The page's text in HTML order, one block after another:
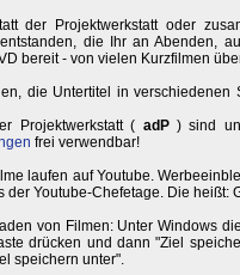
der Projektwerkstatt oder
entstanden, die Ihr an Abenden,
bereit - von vielen Kurzfilmen
die Untertitel in
Projektwerkstatt ( adP) sind
frei verwendbar!
laufen auf Youtube.
der Youtube-Chefetage. Die heißt:
von Filmen: Unter Windows
drücken und dann "Ziel
speichern unter".